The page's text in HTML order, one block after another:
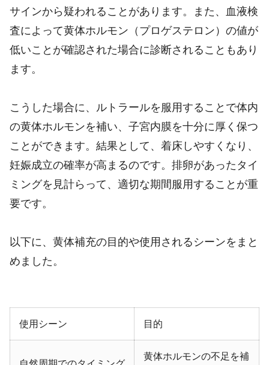
サインから疑われることがあります。また、血液検
査によって黄体ホルモン（プロゲステロン）の値が
低いことが確認された場合に診断されることもあり
ます。
こうした場合に、ルトラールを服用することで体内
の黄体ホルモンを補い、子宮内膜を十分に厚く保つ
ことができます。結果として、着床しやすくなり、
妊娠成立の確率が高まるのです。排卵があったタイ
ミングを見計らって、適切な期間服用することが重
要です。
以下に、黄体補充の目的や使用されるシーンをまと
めました。
使用シーン 目的
黄体ホルモンの不足を補